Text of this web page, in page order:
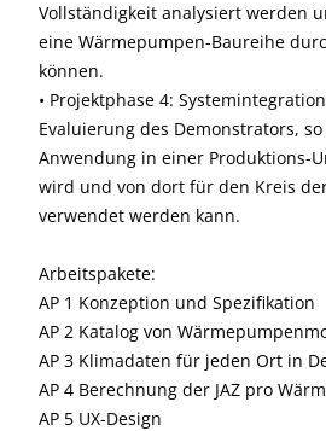
Vollständigkeit analysiert werden
eine Wärmepumpen-Baureihe
können.
• Projektphase 4:
Evaluierung des Demonstrators,
Anwendung in einer Produktions-
wird und von dort für den Kreis
verwendet werden kann.
Arbeitspakete:
AP 1 Konzeption und Spezifikation
AP 2 Katalog von
AP 3 Klimadaten für jeden Ort in
AP 4 Berechnung der JAZ pro
AP 5 UX-Design